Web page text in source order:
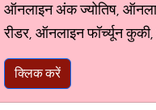
ऑनलाइन अंक ज्योतिष,
रीडर, ऑनलाइन फॉर्च्यून
क्लिक करें